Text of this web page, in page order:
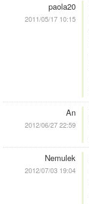
paola20
2011/05/17 10:15
An
2012/06/27 22:59
Nemulek
2012/07/03 19:04